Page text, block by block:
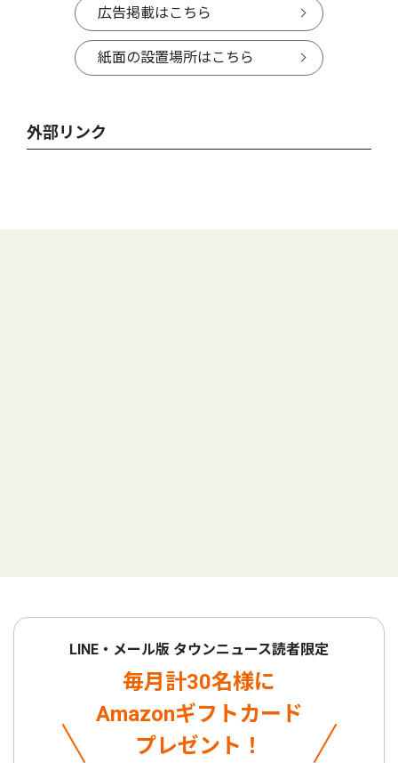
広告掲載はこちら
紙面の設置場所はこちら
外部リンク
LINE・メール版 タウンニュース読者限定
毎月計30名様に
Amazonギフトカード
プレゼント！